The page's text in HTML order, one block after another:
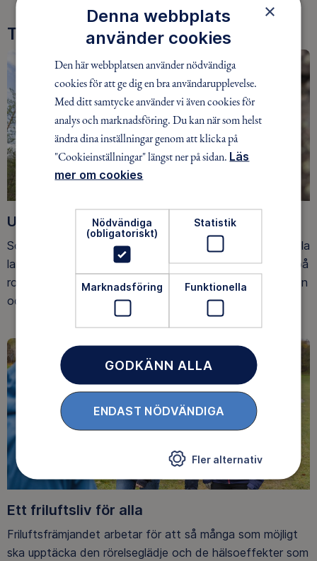
Tre goda skäl att bli medlem
Upptäck nya äventyr
Som medlem har du tillgång till alla våra äventyr, över hela
landet. Våra ideella ledare guidar barn, unga och vuxna på
roliga och trygga äventyr i skogen, på vattnet, snön, isen
och på fjället.
Ett friluftsliv för alla
Friluftsfrämjandet arbetar för att så många som möjligt
ska upptäcka den rörelseglädje och de hälsoeffekter som
×
Denna webbplats
använder cookies
Den här webbplatsen använder nödvändiga
cookies för att ge dig en bra användarupplevelse.
Med ditt samtycke använder vi även cookies för
analys och marknadsföring. Du kan när som helst
ändra dina inställningar genom att klicka på
"Cookieinställningar" längst ner på sidan. Läs
mer om cookies
Nödvändiga
(obligatoriskt)
Statistik
Marknadsföring Funktionella
GODKÄNN ALLA
ENDAST NÖDVÄNDIGA
Fler alternativ